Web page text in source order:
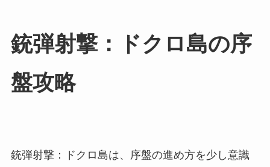
銃弾射撃：ドクロ島の序
盤攻略
銃弾射撃：ドクロ島は、序盤の進め方を少し意識